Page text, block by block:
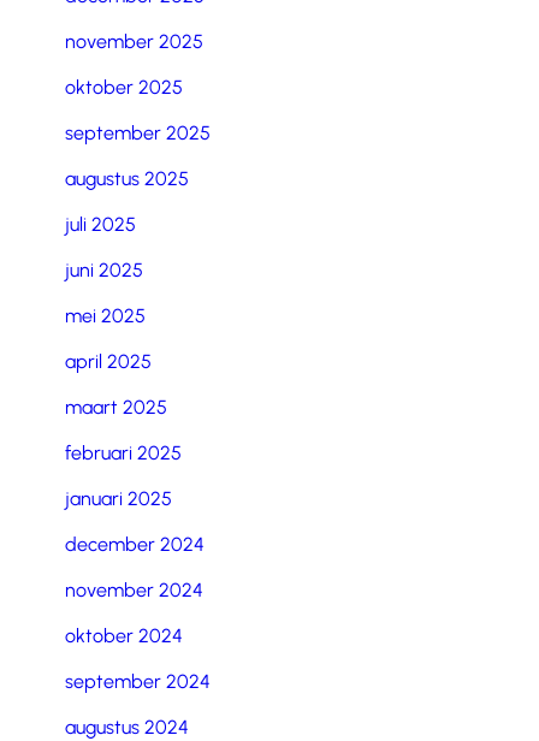
november 2025
oktober 2025
september 2025
augustus 2025
juli 2025
juni 2025
mei 2025
april 2025
maart 2025
februari 2025
januari 2025
december 2024
november 2024
oktober 2024
september 2024
augustus 2024